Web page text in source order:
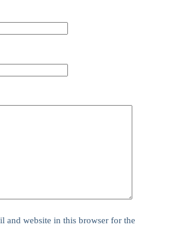
and website in this browser for the